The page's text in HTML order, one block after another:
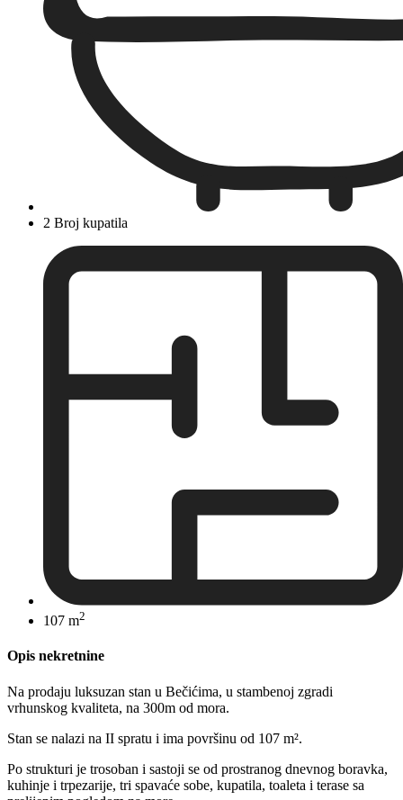
2 Broj kupatila
107 m2
Opis nekretnine
Na prodaju luksuzan stan u Bečićima, u stambenoj zgradi
vrhunskog kvaliteta, na 300m od mora.
Stan se nalazi na II spratu i ima površinu od 107 m².
Po strukturi je trosoban i sastoji se od prostranog dnevnog boravka,
kuhinje i trpezarije, tri spavaće sobe, kupatila, toaleta i terase sa